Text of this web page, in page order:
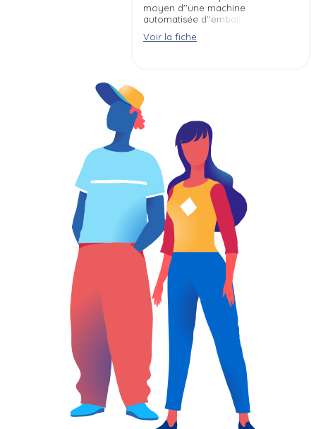
moyen d''une machine
automatisée d''emballage,
palettisation selon les règles
dysfonctionnement des
conformité du conditionnement
des produits.
Voir la fiche